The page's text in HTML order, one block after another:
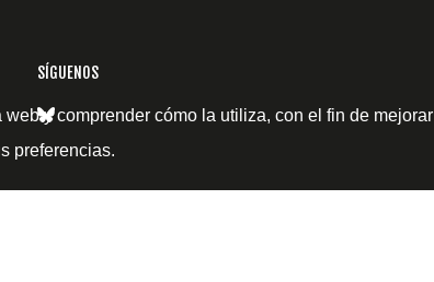
SÍGUENOS
y comprender cómo la utiliza, con el fin de mejorar
preferencias.